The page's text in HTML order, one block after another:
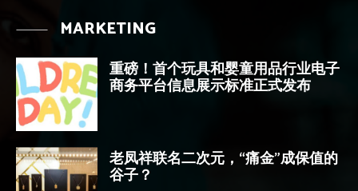
MARKETING
重磅！首个玩具和婴童用品行业电子
商务平台信息展示标准正式发布
老凤祥联名二次元，“痛金”成保值的
谷子？